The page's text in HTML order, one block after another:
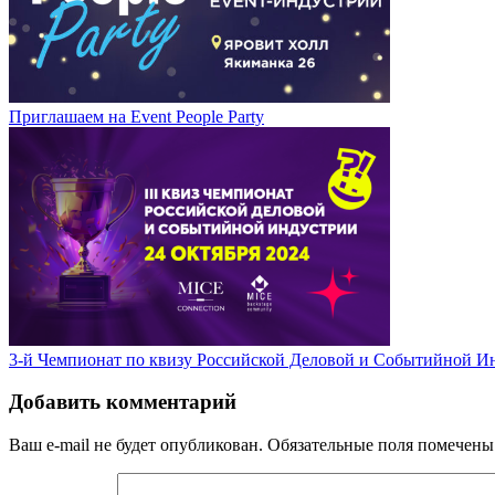
Приглашаем на Event People Party
3-й Чемпионат по квизу Российской Деловой и Событийной
Добавить комментарий
Ваш e-mail не будет опубликован. Обязательные поля помечены